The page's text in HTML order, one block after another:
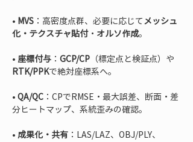
• MVS ：高密度点群、必要に応じてメッシュ
化・テクスチャ貼付・ オルソ作成
• 座標付与 ： GCP/CP （標定点と検証点）や
RTK/PPK
• QA/QC ：CPでRMSE・最大誤差、断面・差
• 成果化・共有 ：LAS/LAZ、OBJ/PLY、